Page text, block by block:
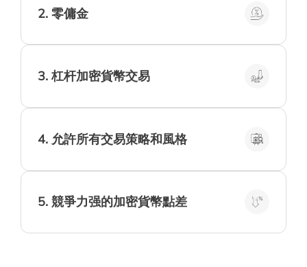
2. 零傭金
需要支付任何交易傭金*。
3. 杠杆加密貨幣交易
使用高達1:200的杠杆可以讓您的資本更遠。
4. 允許所有交易策略和風格
我們歡迎使用EA和算灋交易策略。
5. 競爭力强的加密貨幣點差
更加經濟實惠。